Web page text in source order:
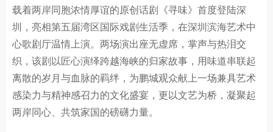
载着两岸同胞浓情厚谊的原创话剧《寻味》首度登陆深
圳，亮相第五届湾区国际戏剧生活季，在深圳滨海艺术中
心歌剧厅温情上演。两场演出座无虚席，掌声与热泪交
织，该剧以匠心演绎跨越海峡的归家故事，用味道串联起
离散的岁月与血脉的羁绊，为鹏城观众献上一场兼具艺术
感染力与精神感召力的文化盛宴，更以文艺为桥，凝聚起
两岸同心、共筑家国的磅礴力量。